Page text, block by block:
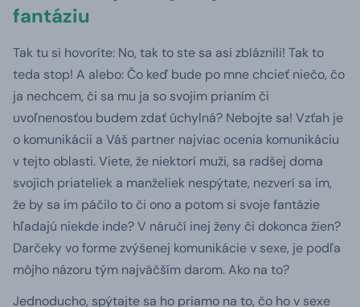
fantáziu
Tak tu si hovoríte: No, tak to ste sa asi zbláznili! Tak to
teda stop! A alebo: Čo keď bude po mne chcieť niečo, čo
ja nechcem, či sa mu ja so svojim prianím či
uvoľnenosťou budem zdať úchylná? Nebojte sa! Vzťah je
o komunikácii a Váš partner najviac ocenia komunikáciu
v tejto oblasti. Viete, že niektorí muži, sa radšej doma
svojich priateliek a manželiek nespýtate, nezverí sa im,
že by sa im páčilo to či ono a potom si svoje fantázie
hľadajú niekde inde? V náručí inej ženy či dokonca žien?
Darčeky vo forme zvýšenej komunikácie v sexe, je podľa
môjho názoru tým najväčším darom. Ako na to?
Jednoducho, spýtajte sa ho priamo na to, čo ho v sexe